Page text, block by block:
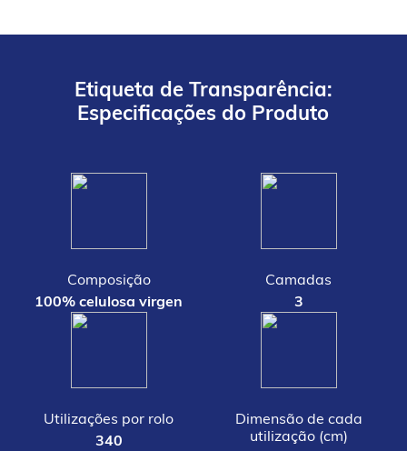
Etiqueta de Transparência:
Especificações do Produto
Composição
100% celulosa virgen
Camadas
3
Utilizações por rolo
340
Dimensão de cada
utilização (cm)